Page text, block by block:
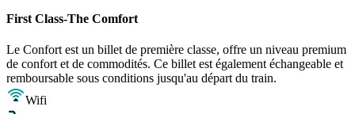
First Class-The Comfort
Le Confort est un billet de première classe, offre un niveau premium
de confort et de commodités. Ce billet est également échangeable et
remboursable sous conditions jusqu'au départ du train.
Wifi